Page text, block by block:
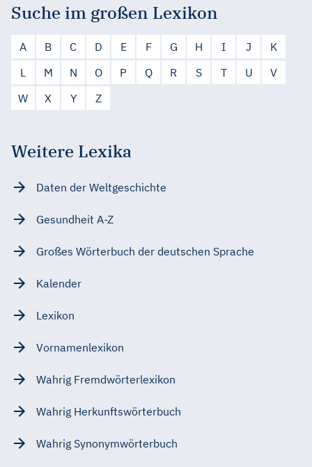
Suche im großen Lexikon
A B C D E F G H I J
K
L
M N O P Q R S T U
V
W
X Y Z
Weitere Lexika
Daten der Weltgeschichte
Gesundheit A-Z
Großes Wörterbuch der deutschen Sprache
Kalender
Lexikon
Vornamenlexikon
Wahrig Fremdwörterlexikon
Wahrig Herkunftswörterbuch
Wahrig Synonymwörterbuch